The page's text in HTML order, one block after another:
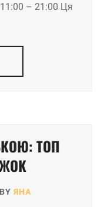
– 21:00 Ця
ТОП
BY ЯНА